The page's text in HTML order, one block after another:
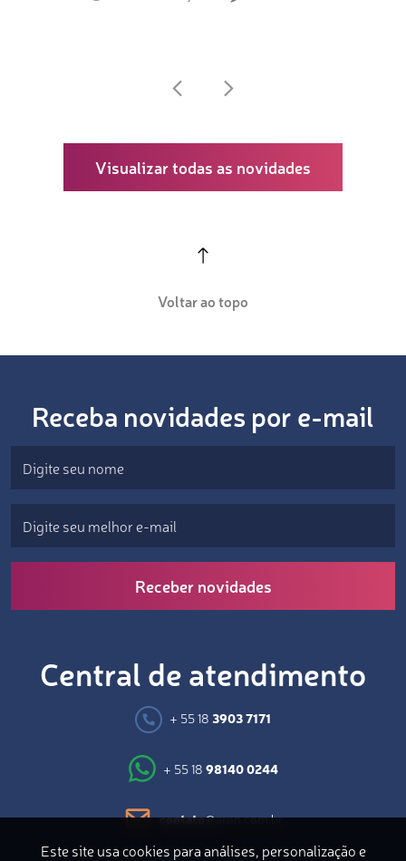
Visualizar todas as novidades
Voltar ao topo
Receba novidades por e-mail
Receber novidades
Central de atendimento
+ 55 18 3903 7171
+ 55 18 98140 0244
contato@aron.com.br
Este site usa cookies para análises, personalização e